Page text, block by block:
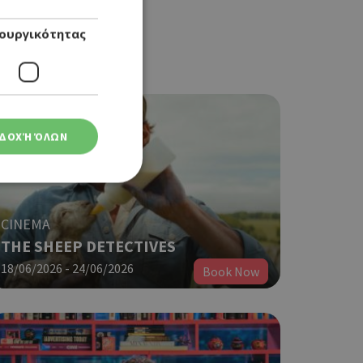
CINEMA
THE SHEEP DETECTIVES
18/06/2026 - 24/06/2026 Book Now
ΌΛΩΝ
λογαριασμού. Ο
Google